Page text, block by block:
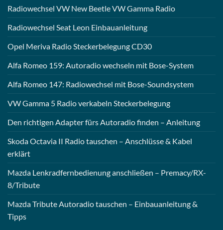
Radiowechsel VW New Beetle VW Gamma Radio
Radiowechsel Seat Leon Einbauanleitung
Opel Meriva Radio Steckerbelegung CD30
Alfa Romeo 159: Autoradio wechseln mit Bose-System
Alfa Romeo 147: Radiowechsel mit Bose-Soundsystem
VW Gamma 5 Radio verkabeln Steckerbelegung
Den richtigen Adapter fürs Autoradio finden – Anleitung
Skoda Octavia II Radio tauschen – Anschlüsse & Kabel
erklärt
Mazda Lenkradfernbedienung anschließen – Premacy/RX-
8/Tribute
Mazda Tribute Autoradio tauschen – Einbauanleitung &
Tipps